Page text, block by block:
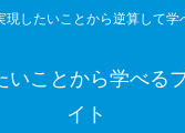
現したいことから逆算して学
いことから学べる
イト